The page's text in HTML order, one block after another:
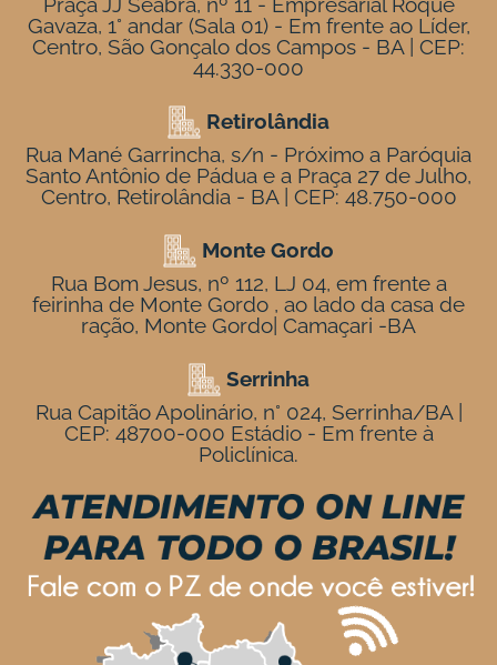
Gavaza, 1° andar (Sala 01) - Em frente ao Líder,
Centro, São Gonçalo dos Campos - BA | CEP:
44.330-000
Retirolândia
Rua Mané Garrincha, s/n - Próximo a Paróquia
Santo Antônio de Pádua e a Praça 27 de Julho,
Centro, Retirolândia - BA | CEP: 48.750-000
Monte Gordo
Rua Bom Jesus, nº 112, LJ 04, em frente a
feirinha de Monte Gordo , ao lado da casa de
ração, Monte Gordo| Camaçari -BA
Serrinha
Rua Capitão Apolinário, n° 024, Serrinha/BA |
CEP: 48700-000 Estádio - Em frente à
Policlínica.